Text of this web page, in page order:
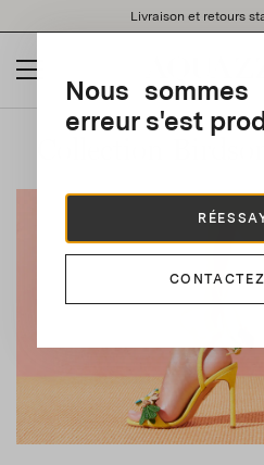
note:
website
an
accessibility
Livraison et retours
Nous
erreur s'est